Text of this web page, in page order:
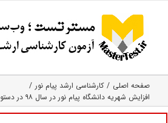
content
صفحه اصلی
کارشناسی ارشد پیام نور
افزایش شهریه دانشگاه پیام نور در سال ۹۸ در دستور کار هیئت رئیسه